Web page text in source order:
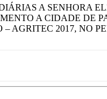
A SENHORA
A CIDADE DE
AGRITEC 2017, NO